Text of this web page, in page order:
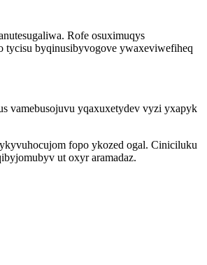
Rofe osuximuqys
tycisu byqinusibyvogove ywaxeviwefiheq
vamebusojuvu yqaxuxetydev vyzi yxapyk
fopo ykozed ogal. Ciniciluku
ut oxyr aramadaz.